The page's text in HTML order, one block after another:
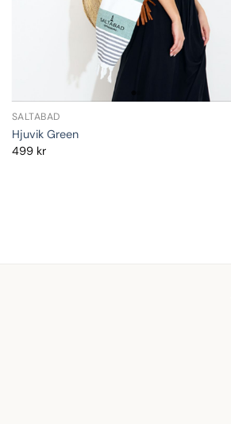
SALTABAD
Hjuvik Green
499 kr